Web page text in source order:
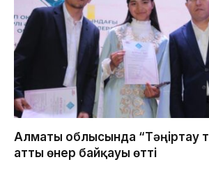
Алматы облысында “Тәңіртау
атты өнер байқауы өтті